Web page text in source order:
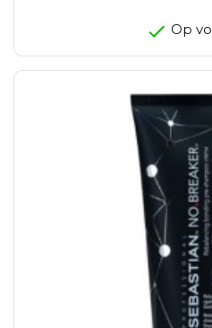
Op